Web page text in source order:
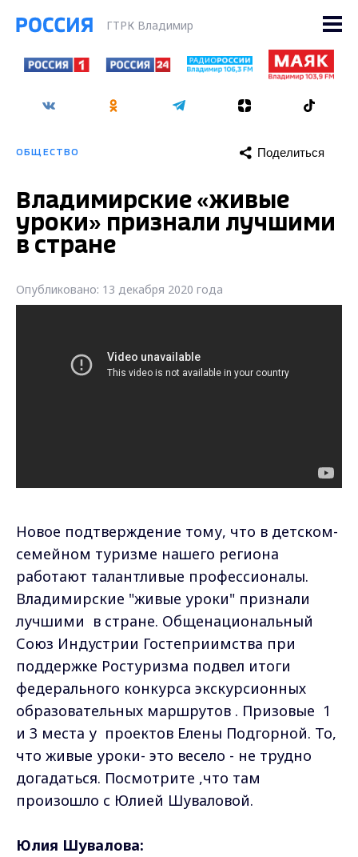
ГТРК Владимир
ОБЩЕСТВО Поделиться
Владимирские «живые
уроки» признали лучшими
в стране
Опубликовано: 13 декабря 2020 года
Новое подтверждение тому, что в детском-
семейном туризме нашего региона
работают талантливые профессионалы.
Владимирские "живые уроки" признали
лучшими в стране. Общенациональный
Союз Индустрии Гостеприимства при
поддержке Ростуризма подвел итоги
федерального конкурса экскурсионных
образовательных маршрутов . Призовые 1
и 3 места у проектов Елены Подгорной. То,
что живые уроки- это весело - не трудно
догадаться. Посмотрите ,что там
произошло с Юлией Шуваловой.
Юлия Шувалова: